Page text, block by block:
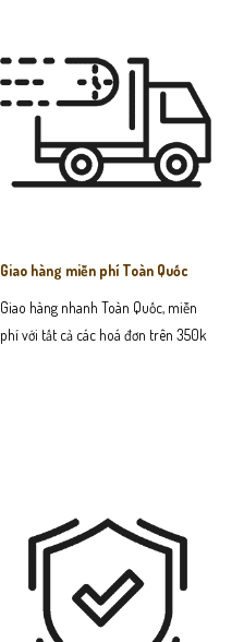
Giao hàng miễn phí Toàn Quốc
Giao hàng nhanh Toàn Quốc, miễn
phí với tất cả các hoá đơn trên 350k